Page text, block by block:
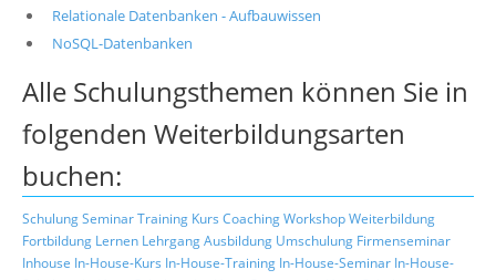
Relationale Datenbanken - Aufbauwissen
NoSQL-Datenbanken
Alle Schulungsthemen können Sie in
folgenden Weiterbildungsarten
buchen:
SchulungSeminarTraining Kurs CoachingWorkshopWeiterbildung
Fortbildung Lernen LehrgangAusbildung Umschulung Firmenseminar
Inhouse In-House-Kurs In-House-Training In-House-Seminar In-House-